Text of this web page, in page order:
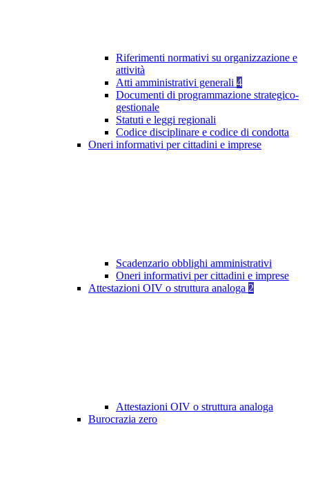
Riferimenti normativi su organizzazione e
attività
Atti amministrativi generali 4
Documenti di programmazione strategico-
gestionale
Statuti e leggi regionali
Codice disciplinare e codice di condotta
Oneri informativi per cittadini e imprese
Scadenzario obblighi amministrativi
Oneri informativi per cittadini e imprese
Attestazioni OIV o struttura analoga 2
Attestazioni OIV o struttura analoga
Burocrazia zero